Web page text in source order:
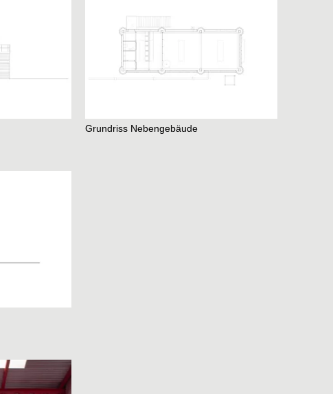
Grundriss Nebengebäude